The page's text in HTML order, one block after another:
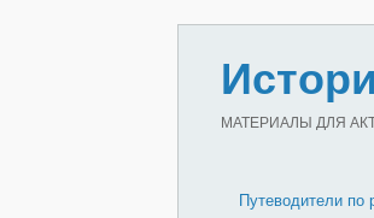
МАТЕРИАЛЫ ДЛЯ
Путеводители по